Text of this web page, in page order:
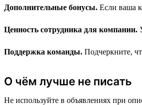
Дополнительные бонусы. Если ваша
Ценность сотрудника для компании.
Поддержка команды. Подчеркните,
О чём лучше не писать
Не используйте в объявлениях при